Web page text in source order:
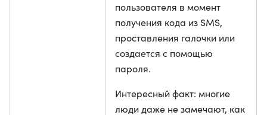
пользователя в момент
получения кода из SMS,
проставления галочки или
создается с помощью
пароля.
Интересный факт: многие
люди даже не замечают, как